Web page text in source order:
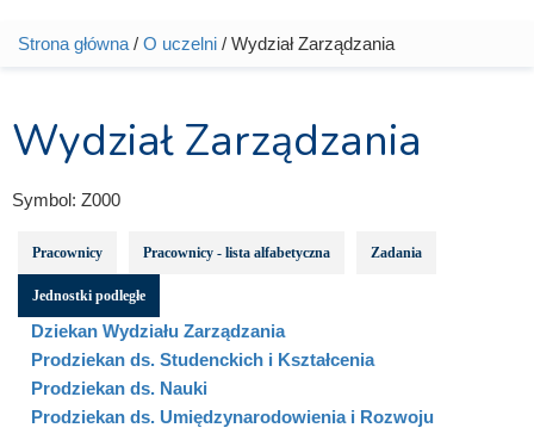
Jesteś tutaj
Strona główna / O uczelni / Wydział Zarządzania
Wydział Zarządzania
Symbol: Z000
Pracownicy Pracownicy - lista alfabetyczna Zadania
Jednostki podległe
Dziekan Wydziału Zarządzania
Prodziekan ds. Studenckich i Kształcenia
Prodziekan ds. Nauki
Prodziekan ds. Umiędzynarodowienia i Rozwoju